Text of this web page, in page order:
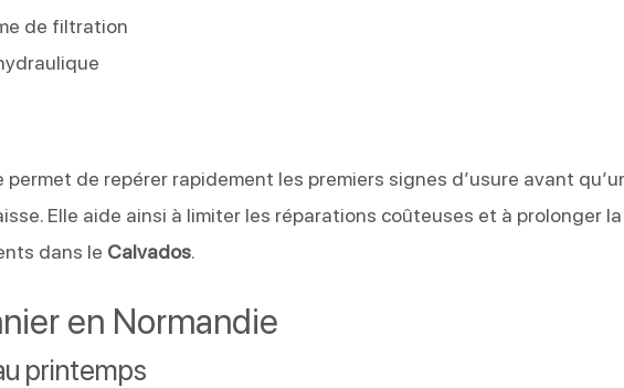
de filtration
de repérer rapidement les premiers signes d’usure avant
Elle aide ainsi à limiter les réparations coûteuses et à prolonger la
dans le Calvados.
en Normandie
printemps